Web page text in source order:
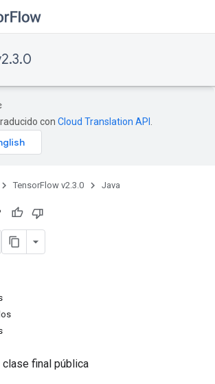
con Cloud Translation API
TensorFlow v2.3.0 Java
clase final pública